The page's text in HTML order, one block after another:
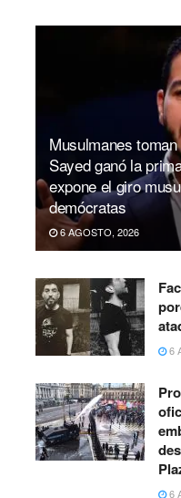
Musulmanes
Sayed ganó la
expone el giro
demócratas
6 AGOSTO, 2026
6
6